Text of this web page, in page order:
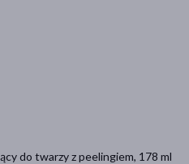
do twarzy z peelingiem, 178 ml